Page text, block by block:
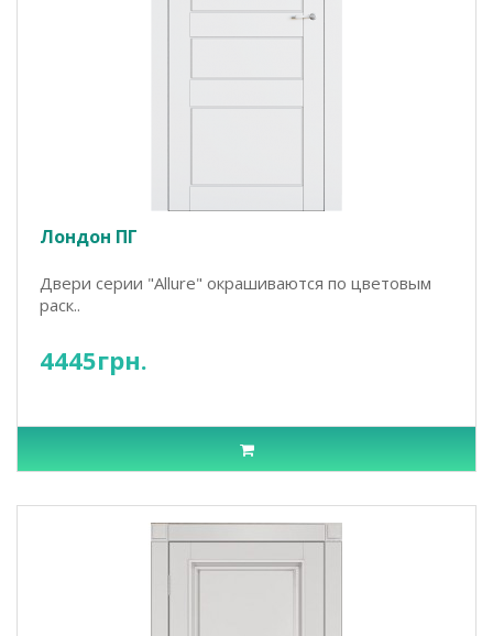
Лондон ПГ
Двери серии "Allure" окрашиваются по цветовым
раск..
4445грн.